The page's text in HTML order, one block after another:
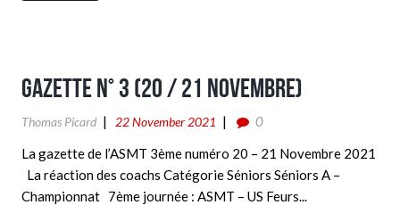
Gazette n° 3 (20 / 21 Novembre)
Thomas Picard 22 November 2021
0
La gazette de l’ASMT 3ème numéro 20 – 21 Novembre 2021
La réaction des coachs Catégorie Séniors Séniors A –
Championnat 7ème journée : ASMT – US Feurs...